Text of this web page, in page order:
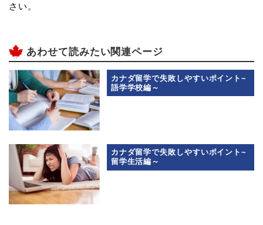
さい。
あわせて読みたい関連ページ
カナダ留学で失敗しやすいポイント~
語学学校編～
カナダ留学で失敗しやすいポイント~
留学生活編～